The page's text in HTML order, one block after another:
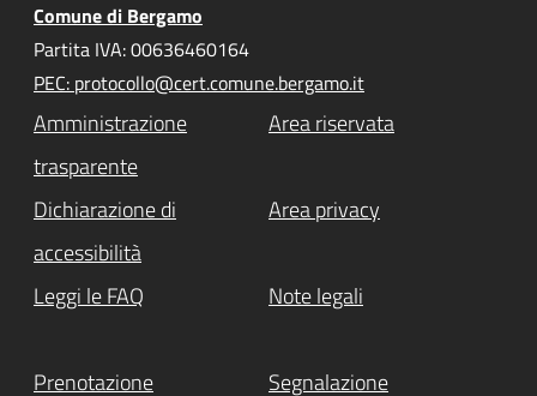
Comune di Bergamo
Partita IVA: 00636460164
PEC: protocollo@cert.comune.bergamo.it
Amministrazione
trasparente
Area riservata
Dichiarazione di
accessibilità
Area privacy
Leggi le FAQ Note legali
Prenotazione Segnalazione